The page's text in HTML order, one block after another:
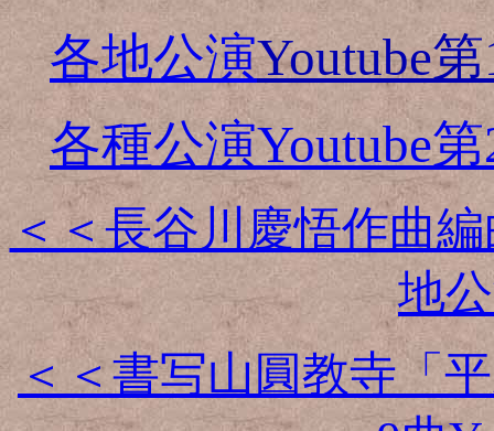
各地公演Youtube
各種公演Youtube
＜＜長谷川慶悟作曲
地
＜＜書写山圓教寺「